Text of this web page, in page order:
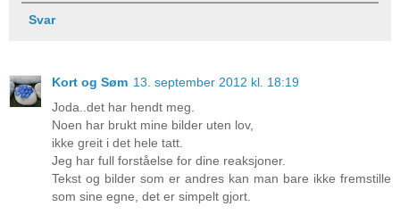
Svar
Kort og Søm 13. september 2012 kl. 18:19
Joda..det har hendt meg.
Noen har brukt mine bilder uten lov,
ikke greit i det hele tatt.
Jeg har full forståelse for dine reaksjoner.
Tekst og bilder som er andres kan man bare ikke fremstille
som sine egne, det er simpelt gjort.